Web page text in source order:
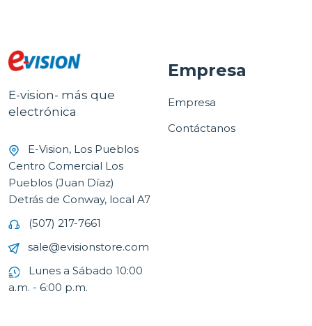
E-vision- más que
electrónica
E-Vision, Los Pueblos
Centro Comercial Los
Pueblos (Juan Díaz)
Detrás de Conway, local A7
(507) 217-7661
sale@evisionstore.com
Lunes a Sábado 10:00
a.m. - 6:00 p.m.
Empresa
Empresa
Contáctanos